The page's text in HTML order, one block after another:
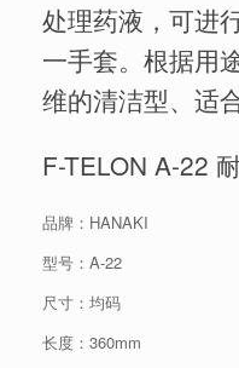
处理药液，可进
一手套。根据用
维的清洁型、适
F-TELON A-22
品牌：HANAKI
型号：A-22
尺寸：均码
长度：360mm